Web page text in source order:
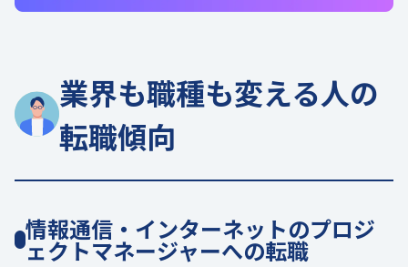
業界も職種も変える人の
転職傾向
情報通信・インターネットのプロジ
ェクトマネージャーへの転職